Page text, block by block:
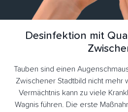
Desinfektion mit
Tauben sind einen
Zwischener Stadtbild nicht mehr
Vermächtnis kann zu viele
Wagnis führen. Die erste